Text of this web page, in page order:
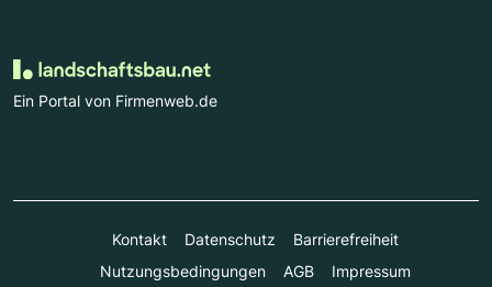
Ein Portal von Firmenweb.de
Kontakt Datenschutz
Barrierefreiheit
Nutzungsbedingungen
AGB Impressum